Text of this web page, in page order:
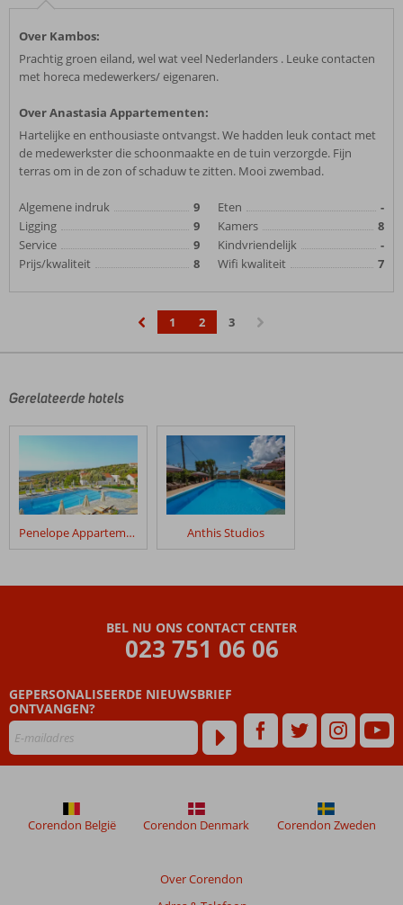
Over Kambos:
Prachtig groen eiland, wel wat veel Nederlanders . Leuke contacten
met horeca medewerkers/ eigenaren.
Over Anastasia Appartementen:
Hartelijke en enthousiaste ontvangst. We hadden leuk contact met
de medewerkster die schoonmaakte en de tuin verzorgde. Fijn
terras om in de zon of schaduw te zitten. Mooi zwembad.
Algemene indruk
9
Ligging
9
Service
9
Prijs/kwaliteit
8
Eten
-
Kamers
8
Kindvriendelijk
-
Wifi kwaliteit
7
1 2
3
Gerelateerde hotels
Penelope Appartementen Anthis Studios
BEL NU ONS CONTACT CENTER
023 751 06 06
GEPERSONALISEERDE NIEUWSBRIEF
ONTVANGEN?
Over Corendon
Corendon België Corendon Denmark Corendon Zweden